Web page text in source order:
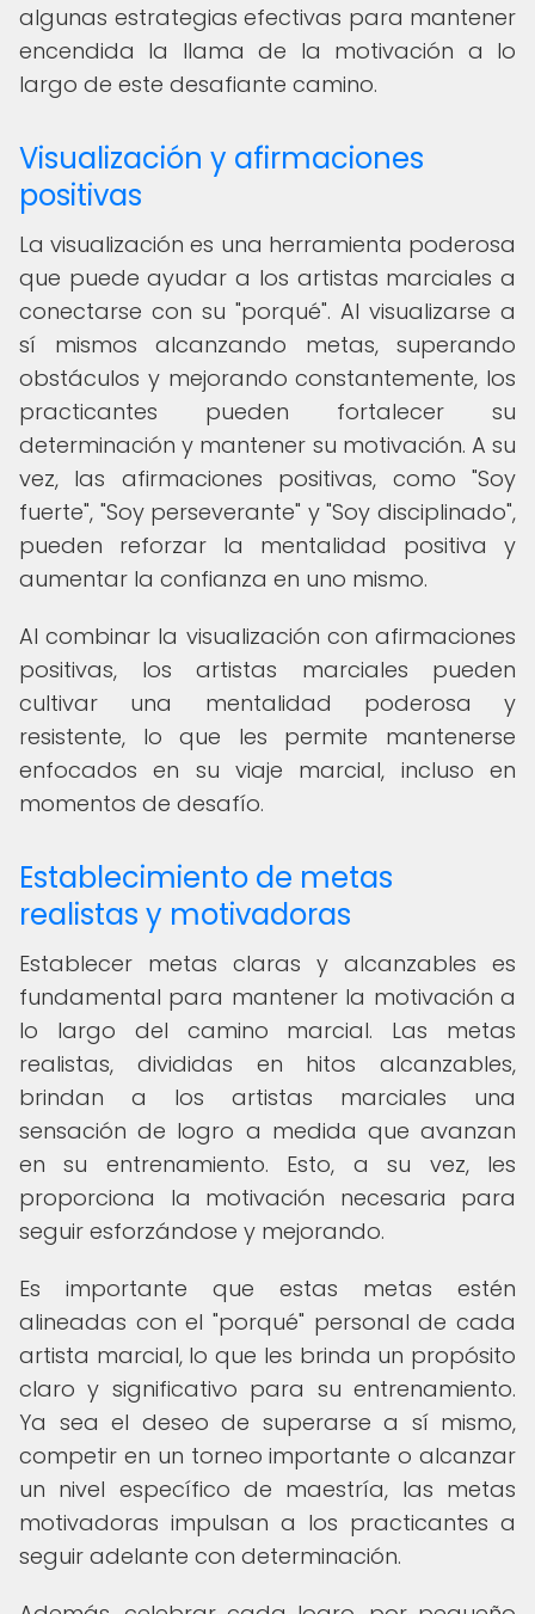
algunas estrategias efectivas para mantener
encendida la llama de la motivación a lo
largo de este desafiante camino.
Visualización y afirmaciones
positivas
La visualización es una herramienta poderosa
que puede ayudar a los artistas marciales a
conectarse con su "porqué". Al visualizarse a
sí mismos alcanzando metas, superando
obstáculos y mejorando constantemente, los
practicantes pueden fortalecer su
determinación y mantener su motivación. A su
vez, las afirmaciones positivas, como "Soy
fuerte", "Soy perseverante" y "Soy disciplinado",
pueden reforzar la mentalidad positiva y
aumentar la confianza en uno mismo.
Al combinar la visualización con afirmaciones
positivas, los artistas marciales pueden
cultivar una mentalidad poderosa y
resistente, lo que les permite mantenerse
enfocados en su viaje marcial, incluso en
momentos de desafío.
Establecimiento de metas
realistas y motivadoras
Establecer metas claras y alcanzables es
fundamental para mantener la motivación a
lo largo del camino marcial. Las metas
realistas, divididas en hitos alcanzables,
brindan a los artistas marciales una
sensación de logro a medida que avanzan
en su entrenamiento. Esto, a su vez, les
proporciona la motivación necesaria para
seguir esforzándose y mejorando.
Es importante que estas metas estén
alineadas con el "porqué" personal de cada
artista marcial, lo que les brinda un propósito
claro y significativo para su entrenamiento.
Ya sea el deseo de superarse a sí mismo,
competir en un torneo importante o alcanzar
un nivel específico de maestría, las metas
motivadoras impulsan a los practicantes a
seguir adelante con determinación.